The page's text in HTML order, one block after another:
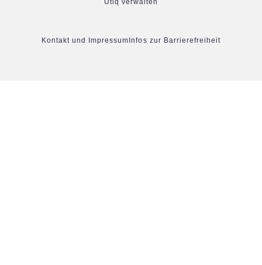
Utiq verwalten
Kontakt und Impressum Infos zur Barrierefreiheit